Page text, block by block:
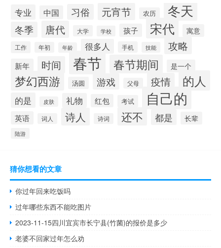
专业 中国 习俗 元宵节 农历 冬天
冬季 唐代 大学 学校 孩子 宋代 寓意
工作 年初 年龄 很多人 手机 技能 攻略
新年 时间 春节 春节期间 是一个
梦幻西游 汤圆 游戏 父母 疫情 的人
的是 皮肤 礼物 红包 考试 自己的
英语 词人 诗人 诗词 还不 都是 长辈
陆游
猜你想看的文章
你过年回来吃饭吗
过年哪些东西不能吃图片
2023-11-15四川宜宾市长宁县(竹菌)的报价是多少
老婆不回家过年怎么劝